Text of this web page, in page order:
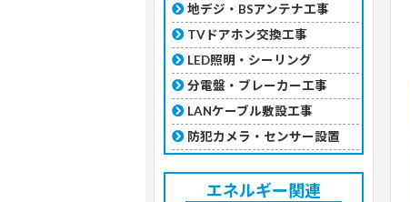
地デジ・BSアンテナ工事
TVドアホン交換工事
LED照明・シーリング
分電盤・ブレーカー工事
LANケーブル敷設工事
防犯カメラ・センサー設置
エネルギー関連